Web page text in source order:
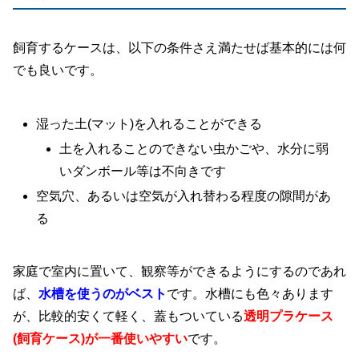
飼育するケースは、以下の条件さえ満たせば基本的には何
でも良いです。
湿った土(マット)を入れることができる
土を入れることのできない虫かごや、水分に弱
いダンボール等は不向きです
空気穴、あるいは空気が入れ替わる程度の隙間があ
る
家庭で室内に置いて、観察等ができるようにするのであれ
ば、 水槽を使うのがベスト です。水槽にも色々あります
が、比較的安くて軽く、蓋もついている透明プラケース
(飼育ケース)が一番使いやすいです。